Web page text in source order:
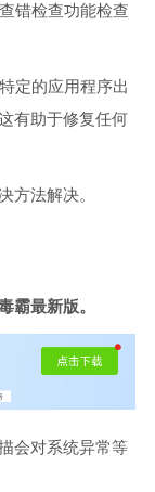
错检查功能检查
定的应用程序出
有助于修复任何
方法解决。
霸最新版。
会对系统异常等